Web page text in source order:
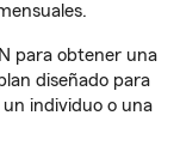
para obtener una
diseñado para
individuo o una